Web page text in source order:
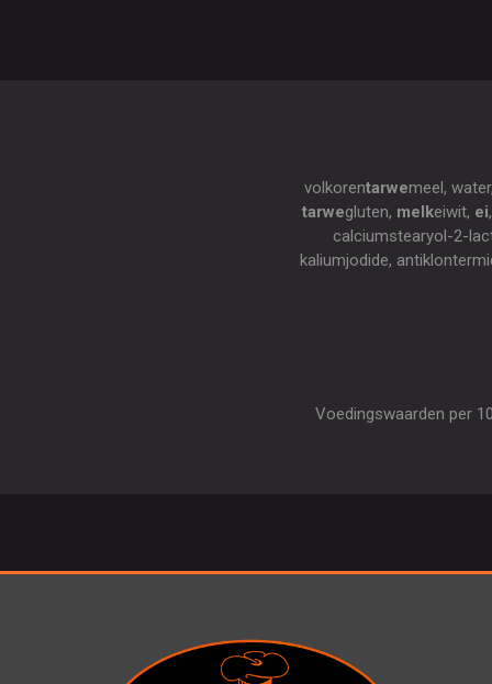
volkorentarwemeel,
tarwegluten, melkeiwit, ei
calciumstearyol-2-
kaliumjodide,
Voedingswaarden per